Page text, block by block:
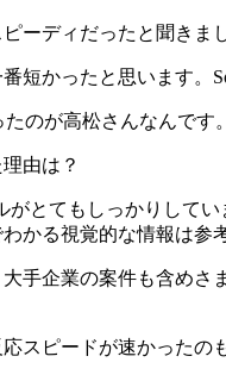
ーディだったと聞きま
短かったと思います。
のが高松さんなんで
由は？
がとてもしっかりしてい
かる視覚的な情報は参
手企業の案件も含め
スピードが速かったの